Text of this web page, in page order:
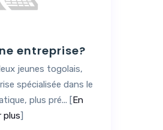
entreprise?
jeunes togolais,
spécialisée dans le
plus pré... [En
plus]